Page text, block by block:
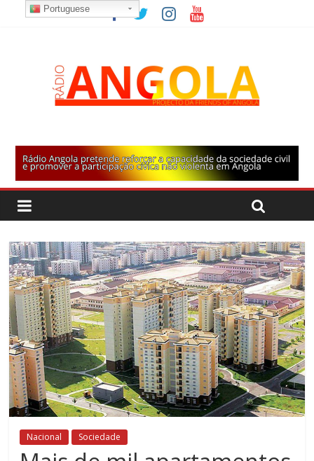
Nacional Sociedade
Portuguese